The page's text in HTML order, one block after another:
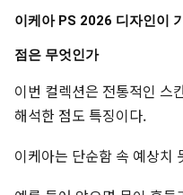
이케아 PS 2026 디자인이
점은 무엇인가
이번 컬렉션은 전통적인 스
해석한 점도 특징이다.
이케아는 단순함 속 예상치